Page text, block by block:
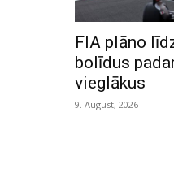
FIA plāno
bolīdus
vieglākus
9. August, 2026